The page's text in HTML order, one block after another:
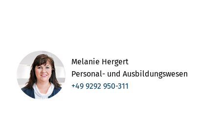
Melanie Hergert
Personal- und Ausbildungswesen
+49 9292 950-311